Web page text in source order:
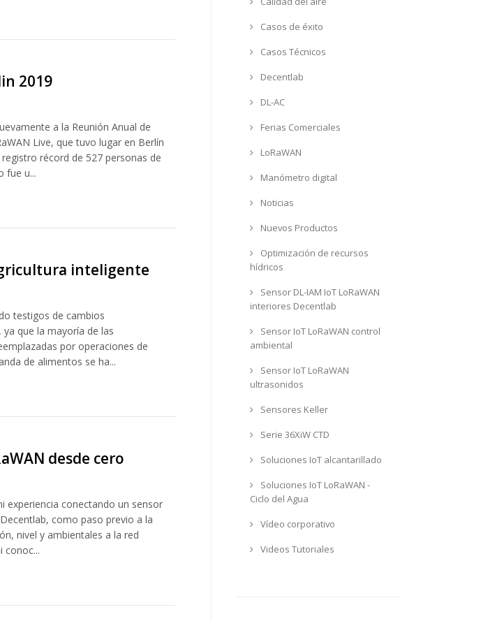
2019
a la Reunión Anual de
Live, que tuvo lugar en Berlín
récord de 527 personas de
fue u...
inteligente
testigos de cambios
que la mayoría de las
por operaciones de
de alimentos se ha...
desde cero
experiencia conectando un sensor
como paso previo a la
nivel y ambientales a la red
conoc...
Casos de éxito
Casos Técnicos
Decentlab
DL-AC
Ferias Comerciales
LoRaWAN
Manómetro digital
Noticias
Nuevos Productos
Optimización de recursos
hídricos
Sensor DL-IAM IoT LoRaWAN
interiores Decentlab
Sensor IoT LoRaWAN control
ambiental
Sensor IoT LoRaWAN
ultrasonidos
Sensores Keller
Serie 36XiW CTD
Soluciones IoT alcantarillado
Soluciones IoT LoRaWAN -
Ciclo del Agua
Vídeo corporativo
Videos Tutoriales